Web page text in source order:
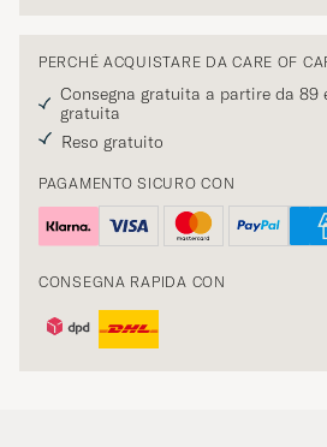
PERCHÉ ACQUISTARE DA CARE OF
Consegna gratuita a partire da 89
gratuita
Reso gratuito
PAGAMENTO SICURO CON
CONSEGNA RAPIDA CON